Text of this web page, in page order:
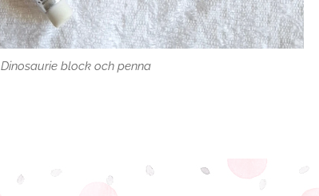
Dinosaurie block och penna